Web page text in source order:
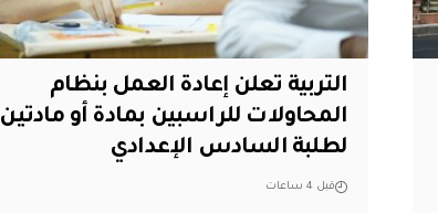
التربية تعلن إعادة العمل بنظام
المحاولات للراسبين بمادة أو مادتين
لطلبة السادس الإعدادي
قبل 4 ساعات